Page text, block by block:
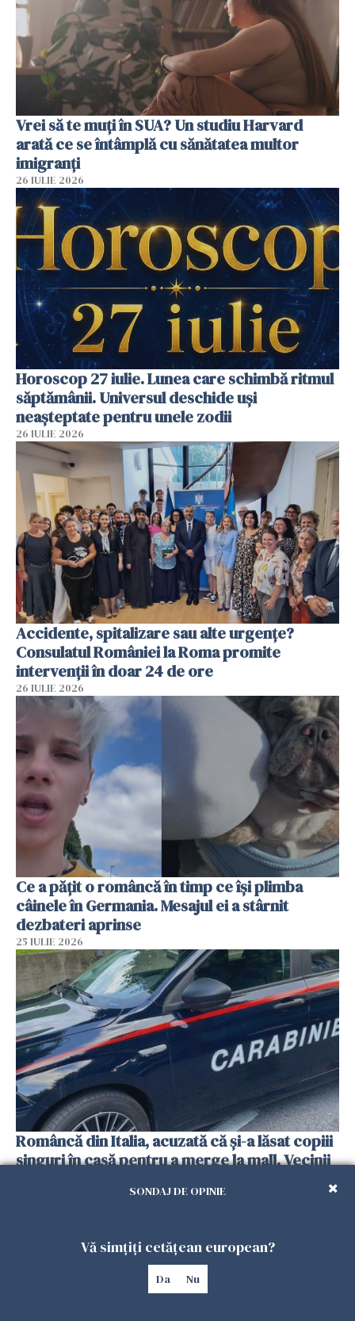
Vrei să te muți în SUA? Un studiu Harvard
arată ce se întâmplă cu sănătatea multor
imigranți
26 IULIE 2026
Horoscop 27 iulie. Lunea care schimbă ritmul
săptămânii. Universul deschide uși
neașteptate pentru unele zodii
26 IULIE 2026
Accidente, spitalizare sau alte urgențe?
Consulatul României la Roma promite
intervenții în doar 24 de ore
26 IULIE 2026
Ce a pățit o româncă în timp ce își plimba
câinele în Germania. Mesajul ei a stârnit
dezbateri aprinse
25 IULIE 2026
Româncă din Italia, acuzată că și-a lăsat copiii
singuri în casă pentru a merge la mall. Vecinii
SONDAJ DE OPINIE
Vă simțiți cetățean european?
Da Nu